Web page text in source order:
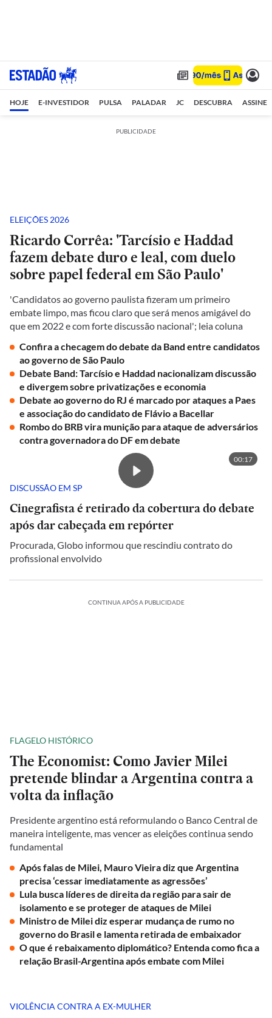
HOJE E-INVESTIDOR PULSA PALADAR JC DESCUBRA ASSINE
PUBLICIDADE
ELEIÇÕES 2026
Ricardo Corrêa: 'Tarcísio e Haddad
fazem debate duro e leal, com duelo
sobre papel federal em São Paulo'
'Candidatos ao governo paulista fizeram um primeiro
embate limpo, mas ficou claro que será menos amigável do
que em 2022 e com forte discussão nacional'; leia coluna
Confira a checagem do debate da Band entre candidatos
ao governo de São Paulo
Debate Band: Tarcísio e Haddad nacionalizam discussão
e divergem sobre privatizações e economia
Debate ao governo do RJ é marcado por ataques a Paes
e associação do candidato de Flávio a Bacellar
Rombo do BRB vira munição para ataque de adversários
contra governadora do DF em debate
00:17
DISCUSSÃO EM SP
Cinegrafista é retirado da cobertura do debate
após dar cabeçada em repórter
Procurada, Globo informou que rescindiu contrato do
profissional envolvido
CONTINUA APÓS A PUBLICIDADE
FLAGELO HISTÓRICO
The Economist: Como Javier Milei
pretende blindar a Argentina contra a
volta da inflação
Presidente argentino está reformulando o Banco Central de
maneira inteligente, mas vencer as eleições continua sendo
fundamental
Após falas de Milei, Mauro Vieira diz que Argentina
precisa ‘cessar imediatamente as agressões’
Lula busca líderes de direita da região para sair de
isolamento e se proteger de ataques de Milei
Ministro de Milei diz esperar mudança de rumo no
governo do Brasil e lamenta retirada de embaixador
O que é rebaixamento diplomático? Entenda como fica a
relação Brasil-Argentina após embate com Milei
VIOLÊNCIA CONTRA A EX-MULHER